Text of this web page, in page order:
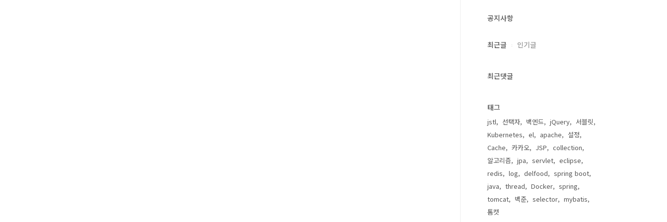
공지사항
최근글 인기글
최근댓글
태그
jstl 선택자 백엔드 jQuery
서블릿
Kubernetes
el apache
설정
Cache
카카오 JSP
collection
알고리즘
jpa servlet
eclipse
redis
log delfood
spring boot
java
thread Docker
spring
tomcat
백준 selector
mybatis
톰캣